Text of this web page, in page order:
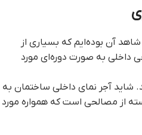
آن بوده‌ایم که بسیاری از
داخلی به صورت دوره‌ای مورد
شاید آجر نمای داخلی ساختمان به
از مصالحی است که همواره مورد